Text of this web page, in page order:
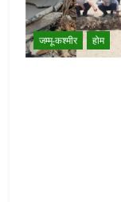
जम्मू-कश्मीर होम